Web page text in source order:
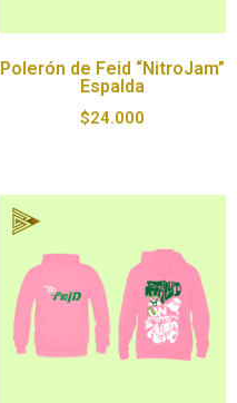
Polerón de Feid “NitroJam”
Espalda
$24.000